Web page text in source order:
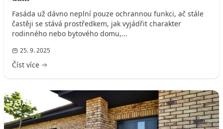
Fasáda už dávno neplní pouze ochrannou funkci, ač stále
častěji se stává prostředkem, jak vyjádřit charakter
rodinného nebo bytového domu,...
25. 9. 2025
Číst více
FASÁDA DOMU